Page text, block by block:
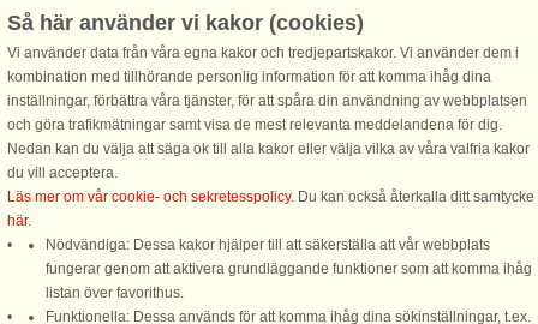
Vil du have en tur på landet med
udsigt til Nørresø og dog under en
kilometer væk ligger Domkirkebyen
Maribo med sin majestætiske gamle
klosterkirke, så dette sommerhus på
196 m2 ikke er for dig. I Maribo ...
från 8.368 SEK
Så här använder vi kakor (cookies)
Vi använder data från våra egna kakor och tredjepartskakor. Vi använder dem i
kombination med tillhörande personlig information för att komma ihåg dina
inställningar, förbättra våra tjänster, för att spåra din användning av webbplatsen
och göra trafikmätningar samt visa de mest relevanta meddelandena för dig.
Nedan kan du välja att säga ok till alla kakor eller välja vilka av våra valfria kakor
du vill acceptera.
Läs mer om vår cookie- och sekretesspolicy. Du kan också återkalla ditt samtycke
här.
Nödvändiga: Dessa kakor hjälper till att säkerställa att vår webbplats
fungerar genom att aktivera grundläggande funktioner som att komma ihåg
listan över favorithus.
Funktionella: Dessa används för att komma ihåg dina sökinställningar, t.ex.